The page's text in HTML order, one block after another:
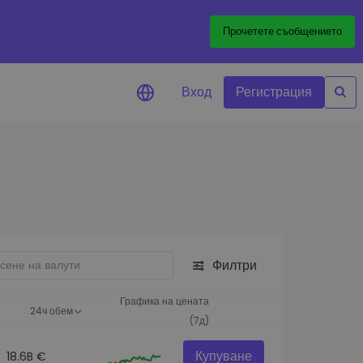
Прочетете съобщението
изпълнение
Вход Регистрация
Филтри
24ч обем
Графика на цената
(7д)
18.6B € Купуване